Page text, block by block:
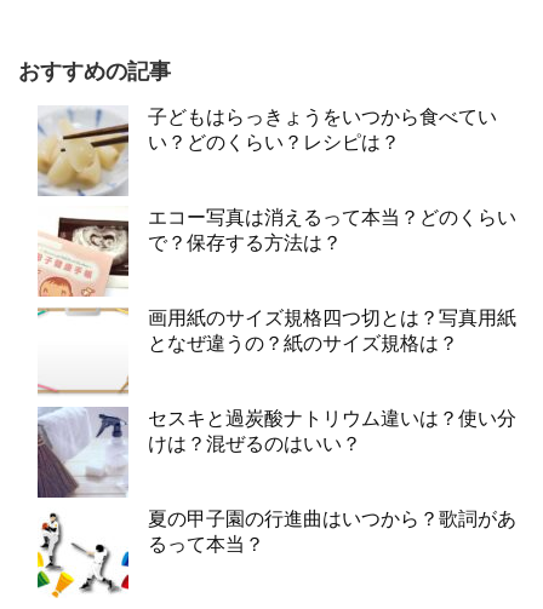
おすすめの記事
子どもはらっきょうをいつから食べてい
い？どのくらい？レシピは？
エコー写真は消えるって本当？どのくらい
で？保存する方法は？
画用紙のサイズ規格四つ切とは？写真用紙
となぜ違うの？紙のサイズ規格は？
セスキと過炭酸ナトリウム違いは？使い分
けは？混ぜるのはいい？
夏の甲子園の行進曲はいつから？歌詞があ
るって本当？